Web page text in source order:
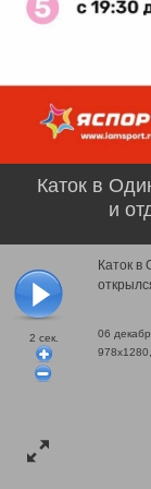
2 сек.
Каток в
06
Каток в
и